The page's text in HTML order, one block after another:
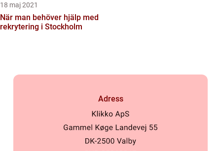
18 maj 2021
När man behöver hjälp med
rekrytering i Stockholm
Adress